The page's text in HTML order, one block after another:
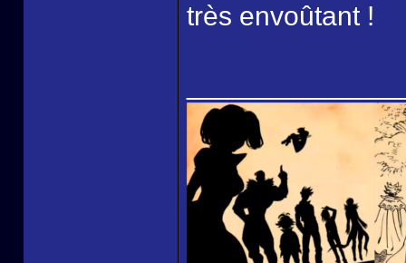
très envoûtant !